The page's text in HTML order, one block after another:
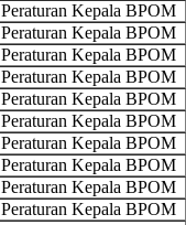
Peraturan Kepala BPOM
Peraturan Kepala BPOM
Peraturan Kepala BPOM
Peraturan Kepala BPOM
Peraturan Kepala BPOM
Peraturan Kepala BPOM
Peraturan Kepala BPOM
Peraturan Kepala BPOM
Peraturan Kepala BPOM
Peraturan Kepala BPOM